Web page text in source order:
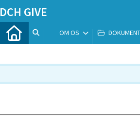
DCH GIVE
OM OS